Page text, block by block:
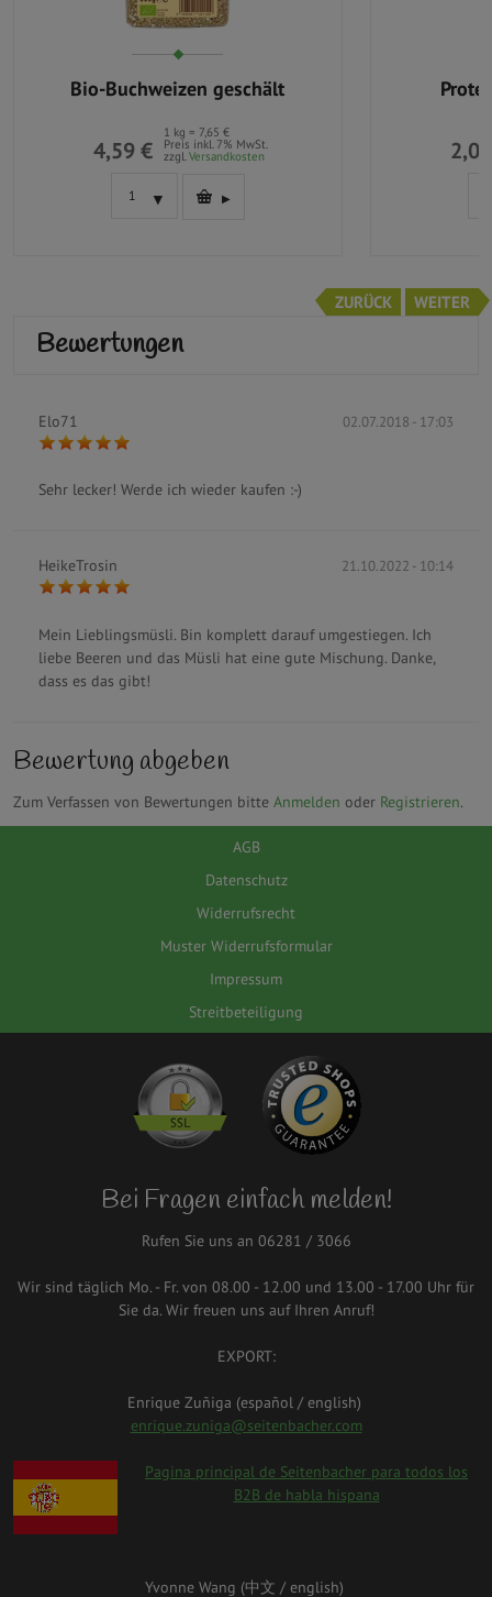
Bio-Buchweizen geschält
4,59 €
1 kg = 7,65 €
Preis inkl. 7% MwSt.
zzgl.Versandkosten
ZURÜCK WEITER
Bewertungen
02.07.2018 - 17:03
Elo71
Sehr lecker! Werde ich wieder kaufen :-)
21.10.2022 - 10:14
HeikeTrosin
Mein Lieblingsmüsli. Bin komplett darauf umgestiegen. Ich
liebe Beeren und das Müsli hat eine gute Mischung. Danke,
dass es das gibt!
Bewertung abgeben
Zum Verfassen von Bewertungen bitte Anmelden oder Registrieren.
AGB
Datenschutz
Widerrufsrecht
Muster Widerrufsformular
Impressum
Streitbeteiligung
Bei Fragen einfach melden!
Rufen Sie uns an 06281 / 3066
Wir sind täglich Mo. - Fr. von 08.00 - 12.00 und 13.00 - 17.00 Uhr für
Sie da. Wir freuen uns auf Ihren Anruf!
EXPORT:
Enrique Zuñiga (español / english)
enrique.zuniga@seitenbacher.com
spanien.png
Pagina principal de Seitenbacher para todos los
B2B de habla hispana
Yvonne Wang (中⽂ / english)